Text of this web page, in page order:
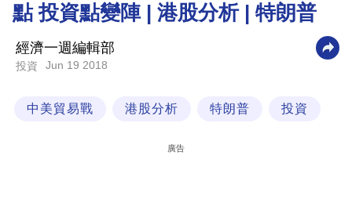
商
業
科
點 投資點變陣 | 港股分析 | 特朗普
經濟一週編輯部
投資 Jun 19 2018
中美貿易戰 港股分析 特朗普 投資
廣告